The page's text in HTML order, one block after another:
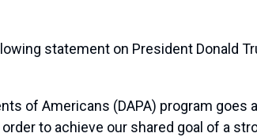
statement on President Donald
of Americans (DAPA) program goes
to achieve our shared goal of a